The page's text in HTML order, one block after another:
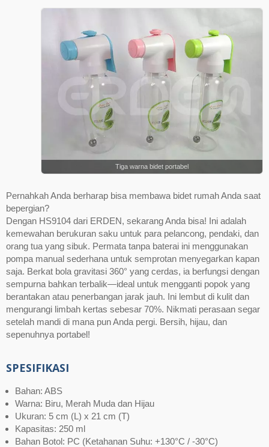
Tiga warna bidet portabel
Pernahkah Anda berharap bisa membawa bidet rumah Anda saat
bepergian?
Dengan HS9104 dari ERDEN, sekarang Anda bisa! Ini adalah
kemewahan berukuran saku untuk para pelancong, pendaki, dan
orang tua yang sibuk. Permata tanpa baterai ini menggunakan
pompa manual sederhana untuk semprotan menyegarkan kapan
saja. Berkat bola gravitasi 360° yang cerdas, ia berfungsi dengan
sempurna bahkan terbalik—ideal untuk mengganti popok yang
berantakan atau penerbangan jarak jauh. Ini lembut di kulit dan
mengurangi limbah kertas sebesar 70%. Nikmati perasaan segar
setelah mandi di mana pun Anda pergi. Bersih, hijau, dan
sepenuhnya portabel!
SPESIFIKASI
Bahan: ABS
Warna: Biru, Merah Muda dan Hijau
Ukuran: 5 cm (L) x 21 cm (T)
Kapasitas: 250 ml
Bahan Botol: PC (Ketahanan Suhu: +130°C / -30°C)